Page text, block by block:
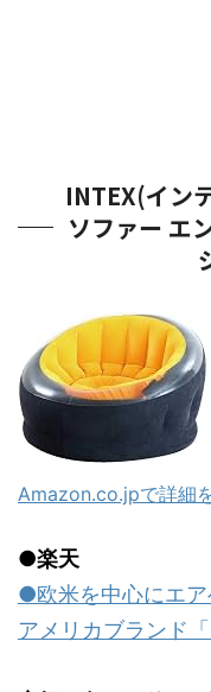
INTEX(イン
ソファー エ
Amazon.co.jpで詳細
●楽天
●欧米を中心にエ
アメリカブランド